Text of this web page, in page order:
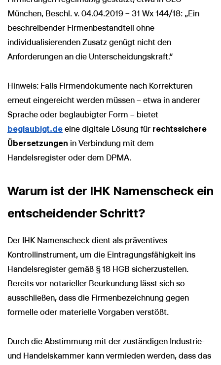
München, Beschl. v. 04.04.2019 – 31 Wx 144/18: „Ein
beschreibender Firmenbestandteil ohne
individualisierenden Zusatz genügt nicht den
Anforderungen an die Unterscheidungskraft.“
Hinweis: Falls Firmendokumente nach Korrekturen
erneut eingereicht werden müssen – etwa in anderer
Sprache oder beglaubigter Form – bietet
beglaubigt.de eine digitale Lösung für rechtssichere
Übersetzungen in Verbindung mit dem
Handelsregister oder dem DPMA.
Warum ist der IHK Namenscheck ein
entscheidender Schritt?
Der IHK Namenscheck dient als präventives
Kontrollinstrument, um die Eintragungsfähigkeit ins
Handelsregister gemäß § 18 HGB sicherzustellen.
Bereits vor notarieller Beurkundung lässt sich so
ausschließen, dass die Firmenbezeichnung gegen
formelle oder materielle Vorgaben verstößt.
Durch die Abstimmung mit der zuständigen Industrie-
und Handelskammer kann vermieden werden, dass das